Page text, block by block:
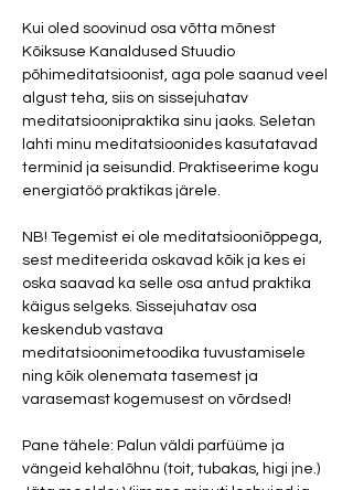
Kui oled soovinud osa võtta mõnest
Kõiksuse Kanaldused Stuudio
põhimeditatsioonist, aga pole saanud veel
algust teha, siis on sissejuhatav
meditatsioonipraktika sinu jaoks. Seletan
lahti minu meditatsioonides kasutatavad
terminid ja seisundid. Praktiseerime kogu
energiatöö praktikas järele.
NB! Tegemist ei ole meditatsiooniõppega,
sest mediteerida oskavad kõik ja kes ei
oska saavad ka selle osa antud praktika
käigus selgeks. Sissejuhatav osa
keskendub vastava
meditatsioonimetoodika tuvustamisele
ning kõik olenemata tasemest ja
varasemast kogemusest on võrdsed!
Pane tähele: Palun väldi parfüüme ja
vängeid kehalõhnu (toit, tubakas, higi jne.)